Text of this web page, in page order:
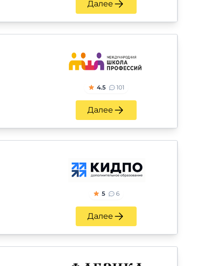
Далее
4.5 101
Далее
5 6
Далее